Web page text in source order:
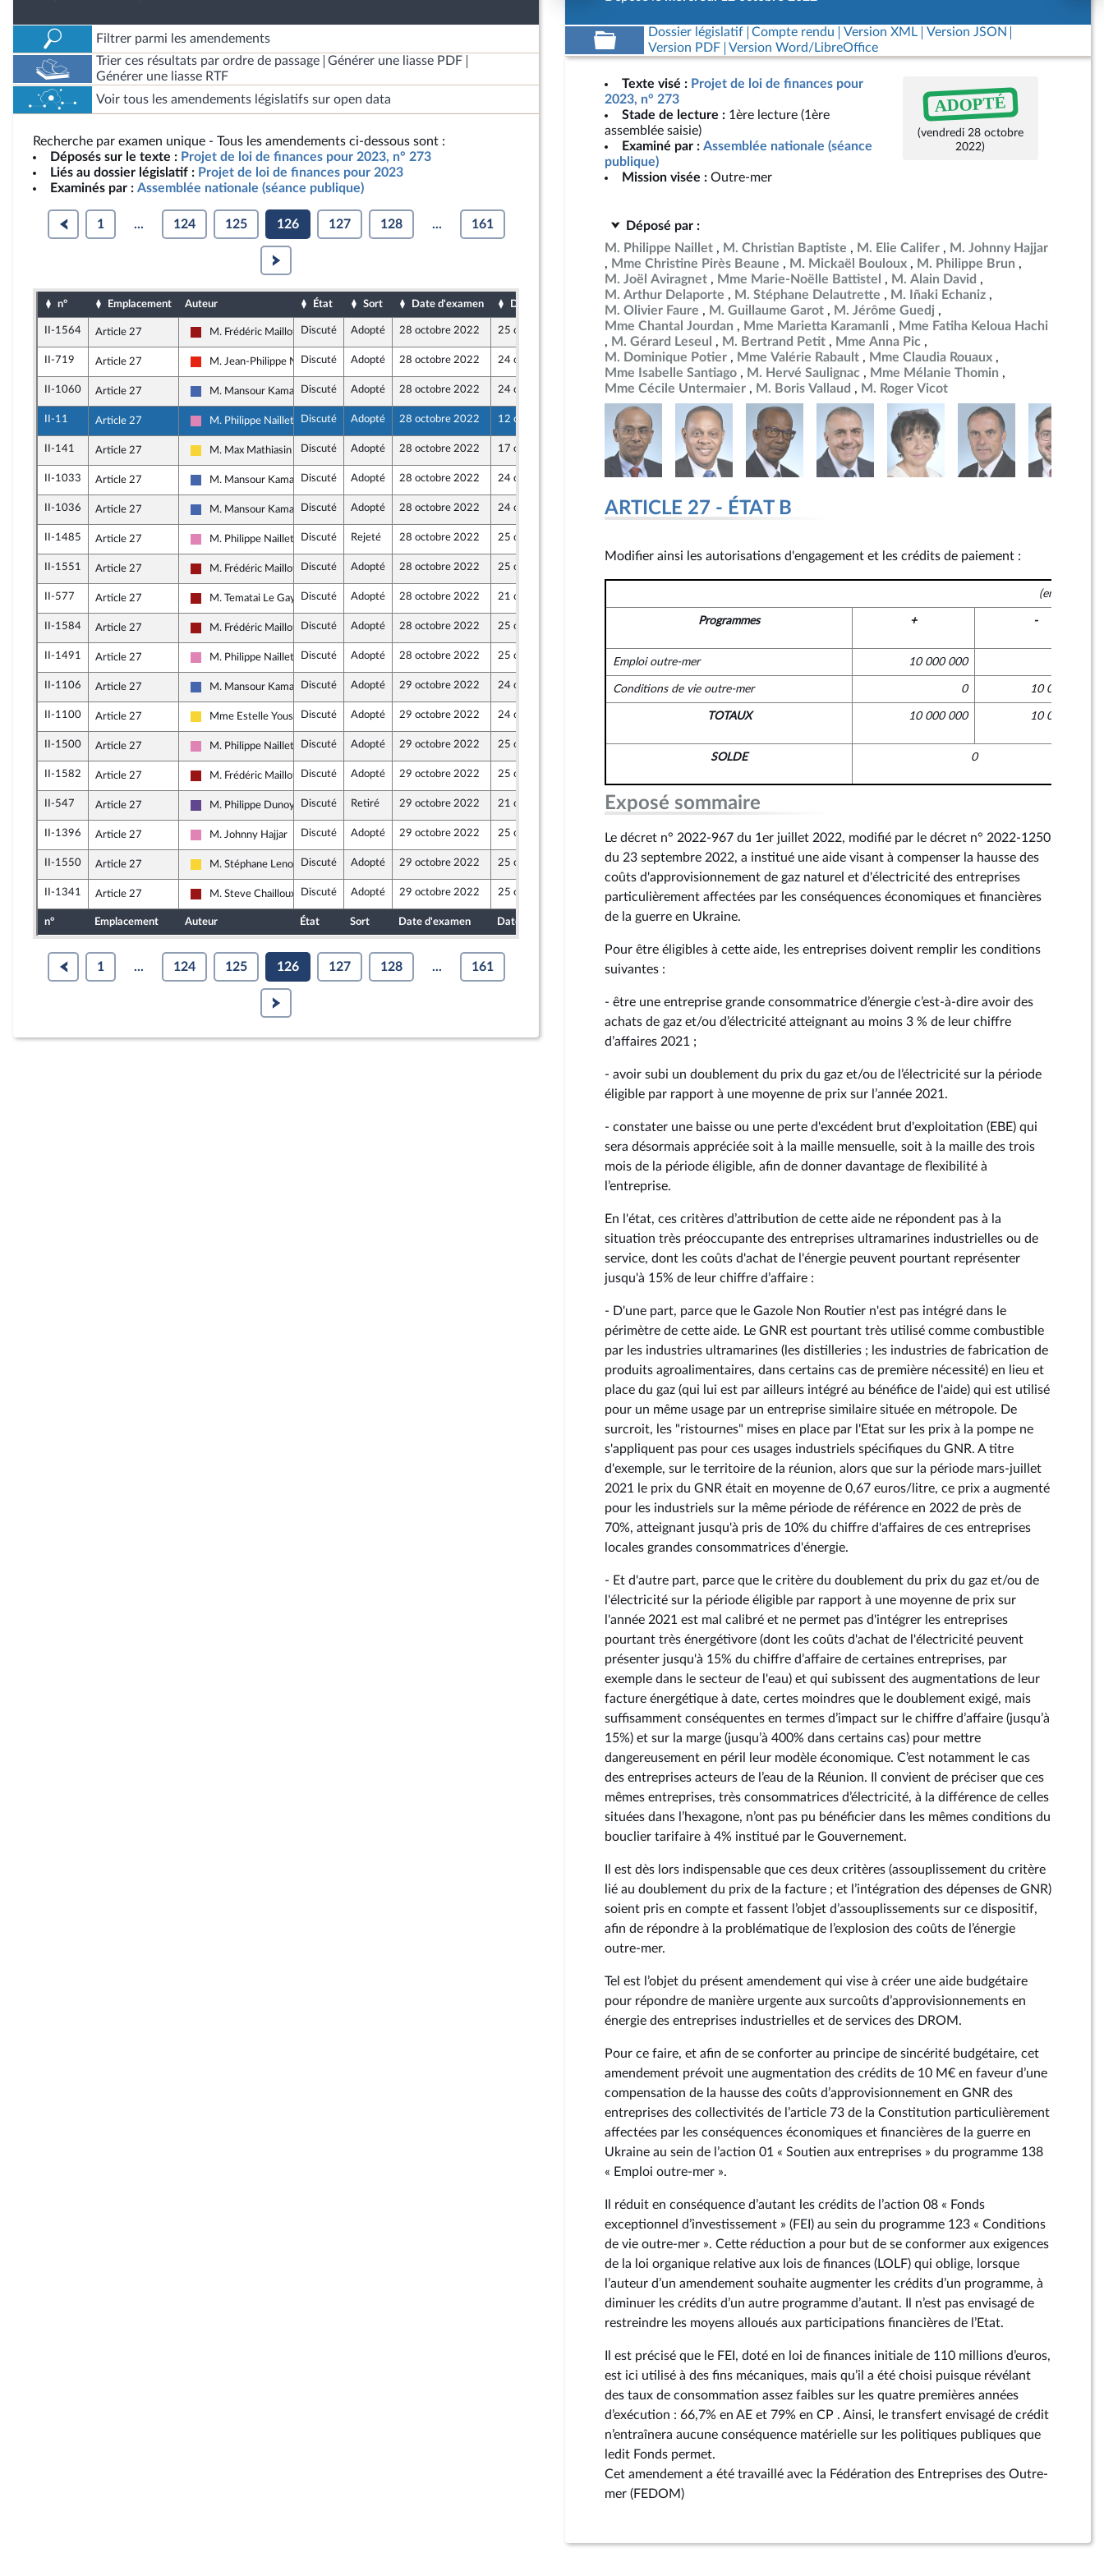
Filtrer parmi les amendements
Trier ces résultats par ordre de passage
Générer une liasse PDF
Générer une liasse RTF
Voir tous les amendements législatifs sur open data
Recherche par examen unique - Tous les amendements ci-dessous sont :
Déposés sur le texte : Projet de loi de finances pour 2023, n° 273
Liés au dossier législatif : Projet de loi de finances pour 2023
Examinés par : Assemblée nationale (séance publique)
1 ... 124 125 126 127 128 ... 161
n° Emplacement Auteur État Sort Date d'examen Date de dépôt
II-1564 Article 27
Gauche démocrate et républicaine - NUPES
M. Frédéric Maillot Discuté Adopté 28 octobre 2022 25 octobre 2022
II-719 Article 27
La France insoumise - Nouvelle Union Populaire écologique et sociale
M. Jean-Philippe NilorDiscuté Adopté 28 octobre 2022 24 octobre 2022
II-1060 Article 27
Les Républicains
M. Mansour KamardineDiscuté Adopté 28 octobre 2022 24 octobre 2022
II-11 Article 27
Socialistes et apparentés (membre de l’intergroupe NUPES)
M. Philippe Naillet Discuté Adopté 28 octobre 2022 12 octobre 2022
II-141 Article 27
Libertés, Indépendants, Outre-mer et Territoires
M. Max Mathiasin Discuté Adopté 28 octobre 2022 17 octobre 2022
II-1033 Article 27
Les Républicains
M. Mansour KamardineDiscuté Adopté 28 octobre 2022 24 octobre 2022
II-1036 Article 27
Les Républicains
M. Mansour KamardineDiscuté Adopté 28 octobre 2022 24 octobre 2022
II-1485 Article 27
Socialistes et apparentés (membre de l’intergroupe NUPES)
M. Philippe Naillet Discuté Rejeté 28 octobre 2022 25 octobre 2022
II-1551 Article 27
Gauche démocrate et républicaine - NUPES
M. Frédéric Maillot Discuté Adopté 28 octobre 2022 25 octobre 2022
II-577 Article 27
Gauche démocrate et républicaine - NUPES
M. Tematai Le GayicDiscuté Adopté 28 octobre 2022 21 octobre 2022
II-1584 Article 27
Gauche démocrate et républicaine - NUPES
M. Frédéric Maillot Discuté Adopté 28 octobre 2022 25 octobre 2022
II-1491 Article 27
Socialistes et apparentés (membre de l’intergroupe NUPES)
M. Philippe Naillet Discuté Adopté 28 octobre 2022 25 octobre 2022
II-1106 Article 27
Les Républicains
M. Mansour KamardineDiscuté Adopté 29 octobre 2022 24 octobre 2022
II-1100 Article 27
Libertés, Indépendants, Outre-mer et Territoires
Mme Estelle Youssouffa
Discuté Adopté 29 octobre 2022 24 octobre 2022
II-1500 Article 27
Socialistes et apparentés (membre de l’intergroupe NUPES)
M. Philippe Naillet Discuté Adopté 29 octobre 2022 25 octobre 2022
II-1582 Article 27
Gauche démocrate et républicaine - NUPES
M. Frédéric Maillot Discuté Adopté 29 octobre 2022 25 octobre 2022
II-547 Article 27
Renaissance
M. Philippe DunoyerDiscuté Retiré 29 octobre 2022 21 octobre 2022
II-1396 Article 27
Socialistes et apparentés (membre de l’intergroupe NUPES)
M. Johnny Hajjar Discuté Adopté 29 octobre 2022 25 octobre 2022
II-1550 Article 27
Libertés, Indépendants, Outre-mer et Territoires
M. Stéphane Lenormand
Discuté Adopté 29 octobre 2022 25 octobre 2022
II-1341 Article 27
Gauche démocrate et républicaine - NUPES
M. Steve Chailloux Discuté Adopté 29 octobre 2022 25 octobre 2022
n° Emplacement Auteur État Sort Date d'examen Date de dépôt
1 ... 124 125 126 127 128 ... 161
Dossier législatif Compte rendu Version XML
Version JSON
Version PDF
Version Word/LibreOffice
Texte visé : Projet de loi de finances pour
2023, n° 273
Stade de lecture : 1ère lecture (1ère
assemblée saisie)
Examiné par : Assemblée nationale (séance
publique)
Mission visée : Outre-mer
ADOPTÉ
(vendredi 28 octobre
2022)
Déposé par :
M. Philippe Naillet
M. Christian Baptiste M. Elie Califer
M. Johnny Hajjar
Mme Christine Pirès Beaune
M. Mickaël Bouloux
M. Philippe Brun
M. Joël Aviragnet
Mme Marie-Noëlle Battistel
M. Alain David
M. Arthur Delaporte
M. Stéphane Delautrette
M. Iñaki Echaniz
M. Olivier Faure
M. Guillaume Garot
M. Jérôme Guedj
Mme Chantal Jourdan
Mme Marietta Karamanli
Mme Fatiha Keloua Hachi
M. Gérard Leseul
M. Bertrand Petit
Mme Anna Pic
M. Dominique Potier
Mme Valérie Rabault
Mme Claudia Rouaux
Mme Isabelle Santiago
M. Hervé Saulignac
Mme Mélanie Thomin
Mme Cécile Untermaier
M. Boris Vallaud M. Roger Vicot
ARTICLE 27 - ÉTAT B
Modifier ainsi les autorisations d'engagement et les crédits de paiement :
(en euros)
Programmes + -
Emploi outre-mer 10 000 000
Conditions de vie outre-mer 0 10 000 000
TOTAUX 10 000 000 10 000 000
SOLDE 0
Exposé sommaire
Le décret n° 2022-967 du 1er juillet 2022, modifié par le décret n° 2022-1250
du 23 septembre 2022, a institué une aide visant à compenser la hausse des
coûts d'approvisionnement de gaz naturel et d'électricité des entreprises
particulièrement affectées par les conséquences économiques et financières
de la guerre en Ukraine.
Pour être éligibles à cette aide, les entreprises doivent remplir les conditions
suivantes :
- être une entreprise grande consommatrice d’énergie c’est-à-dire avoir des
achats de gaz et/ou d’électricité atteignant au moins 3 % de leur chiffre
d’affaires 2021 ;
- avoir subi un doublement du prix du gaz et/ou de l’électricité sur la période
éligible par rapport à une moyenne de prix sur l’année 2021.
- constater une baisse ou une perte d'excédent brut d'exploitation (EBE) qui
sera désormais appréciée soit à la maille mensuelle, soit à la maille des trois
mois de la période éligible, afin de donner davantage de flexibilité à
l’entreprise.
En l'état, ces critères d’attribution de cette aide ne répondent pas à la
situation très préoccupante des entreprises ultramarines industrielles ou de
service, dont les coûts d'achat de l'énergie peuvent pourtant représenter
jusqu'à 15% de leur chiffre d’affaire :
- D'une part, parce que le Gazole Non Routier n'est pas intégré dans le
périmètre de cette aide. Le GNR est pourtant très utilisé comme combustible
par les industries ultramarines (les distilleries ; les industries de fabrication de
produits agroalimentaires, dans certains cas de première nécessité) en lieu et
place du gaz (qui lui est par ailleurs intégré au bénéfice de l'aide) qui est utilisé
pour un même usage par un entreprise similaire située en métropole. De
surcroit, les "ristournes" mises en place par l'Etat sur les prix à la pompe ne
s'appliquent pas pour ces usages industriels spécifiques du GNR. A titre
d'exemple, sur le territoire de la réunion, alors que sur la période mars-juillet
2021 le prix du GNR était en moyenne de 0,67 euros/litre, ce prix a augmenté
pour les industriels sur la même période de référence en 2022 de près de
70%, atteignant jusqu'à pris de 10% du chiffre d'affaires de ces entreprises
locales grandes consommatrices d'énergie.
- Et d'autre part, parce que le critère du doublement du prix du gaz et/ou de
l'électricité sur la période éligible par rapport à une moyenne de prix sur
l'année 2021 est mal calibré et ne permet pas d'intégrer les entreprises
pourtant très énergétivore (dont les coûts d'achat de l'électricité peuvent
présenter jusqu'à 15% du chiffre d’affaire de certaines entreprises, par
exemple dans le secteur de l'eau) et qui subissent des augmentations de leur
facture énergétique à date, certes moindres que le doublement exigé, mais
suffisamment conséquentes en termes d’impact sur le chiffre d’affaire (jusqu’à
15%) et sur la marge (jusqu’à 400% dans certains cas) pour mettre
dangereusement en péril leur modèle économique. C’est notamment le cas
des entreprises acteurs de l’eau de la Réunion. Il convient de préciser que ces
mêmes entreprises, très consommatrices d’électricité, à la différence de celles
situées dans l’hexagone, n’ont pas pu bénéficier dans les mêmes conditions du
bouclier tarifaire à 4% institué par le Gouvernement.
Il est dès lors indispensable que ces deux critères (assouplissement du critère
lié au doublement du prix de la facture ; et l’intégration des dépenses de GNR)
soient pris en compte et fassent l’objet d’assouplissements sur ce dispositif,
afin de répondre à la problématique de l’explosion des coûts de l’énergie
outre-mer.
Tel est l’objet du présent amendement qui vise à créer une aide budgétaire
pour répondre de manière urgente aux surcoûts d’approvisionnements en
énergie des entreprises industrielles et de services des DROM.
Pour ce faire, et afin de se conforter au principe de sincérité budgétaire, cet
amendement prévoit une augmentation des crédits de 10 M€ en faveur d’une
compensation de la hausse des coûts d’approvisionnement en GNR des
entreprises des collectivités de l’article 73 de la Constitution particulièrement
affectées par les conséquences économiques et financières de la guerre en
Ukraine au sein de l’action 01 « Soutien aux entreprises » du programme 138
« Emploi outre-mer ».
Il réduit en conséquence d’autant les crédits de l’action 08 « Fonds
exceptionnel d’investissement » (FEI) au sein du programme 123 « Conditions
de vie outre-mer ». Cette réduction a pour but de se conformer aux exigences
de la loi organique relative aux lois de finances (LOLF) qui oblige, lorsque
l’auteur d’un amendement souhaite augmenter les crédits d’un programme, à
diminuer les crédits d’un autre programme d’autant. Il n’est pas envisagé de
restreindre les moyens alloués aux participations financières de l’Etat.
Il est précisé que le FEI, doté en loi de finances initiale de 110 millions d’euros,
est ici utilisé à des fins mécaniques, mais qu’il a été choisi puisque révélant
des taux de consommation assez faibles sur les quatre premières années
d’exécution : 66,7% en AE et 79% en CP . Ainsi, le transfert envisagé de crédit
n’entraînera aucune conséquence matérielle sur les politiques publiques que
ledit Fonds permet.
Cet amendement a été travaillé avec la Fédération des Entreprises des Outre-
mer (FEDOM)